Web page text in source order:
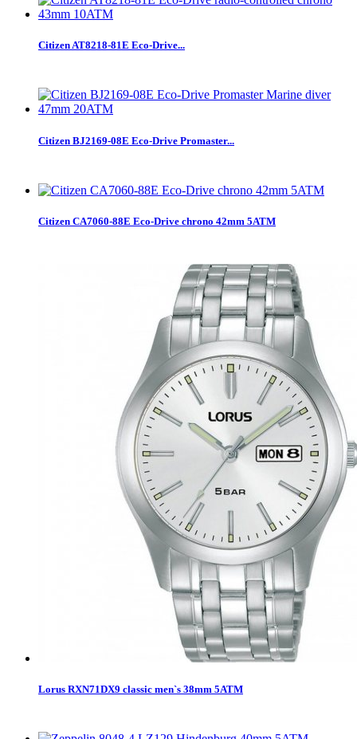
Citizen AT8218-81E Eco-Drive...
Citizen BJ2169-08E Eco-Drive Promaster...
Citizen CA7060-88E Eco-Drive chrono 42mm 5ATM
Lorus RXN71DX9 classic men`s 38mm 5ATM